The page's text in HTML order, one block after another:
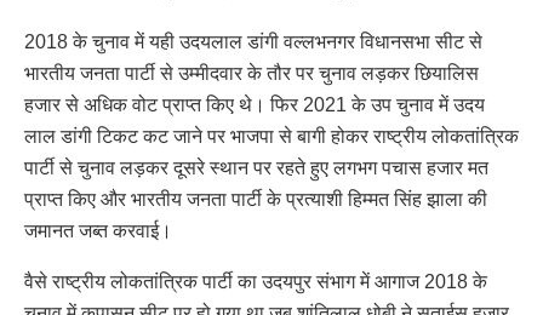
2018 के चुनाव में यही उदयलाल डांगी वल्लभनगर विधानसभा सीट से
भारतीय जनता पार्टी से उम्मीदवार के तौर पर चुनाव लड़कर छियालिस
हजार से अधिक वोट प्राप्त किए थे। फिर 2021 के उप चुनाव में उदय
लाल डांगी टिकट कट जाने पर भाजपा से बागी होकर राष्ट्रीय लोकतांत्रिक
पार्टी से चुनाव लड़कर दूसरे स्थान पर रहते हुए लगभग पचास हजार मत
प्राप्त किए और भारतीय जनता पार्टी के प्रत्याशी हिम्मत सिंह झाला की
जमानत जब्त करवाई।
वैसे राष्ट्रीय लोकतांत्रिक पार्टी का उदयपुर संभाग में आगाज 2018 के